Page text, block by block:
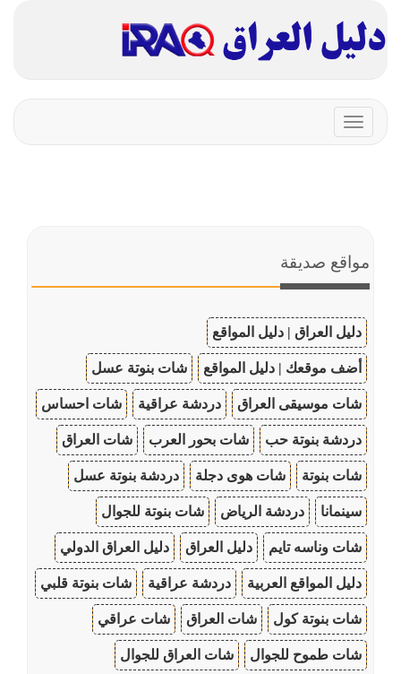
Toggle
navigation
مواقع صديقة
دليل العراق | دليل المواقع
أضف موقعك | دليل المواقع شات بنوتة عسل
شات موسيقى العراق دردشة عراقية شات احساس
دردشة بنوتة حب شات بحور العرب شات العراق
شات بنوتة شات هوى دجلة دردشة بنوتة عسل
سينمانا دردشة الرياض شات بنوتة للجوال
شات وناسه تايم دليل العراق دليل العراق الدولي
دليل المواقع العربية دردشة عراقية شات بنوتة قلبي
شات بنوتة كول شات العراق شات عراقي
شات طموح للجوال شات العراق للجوال